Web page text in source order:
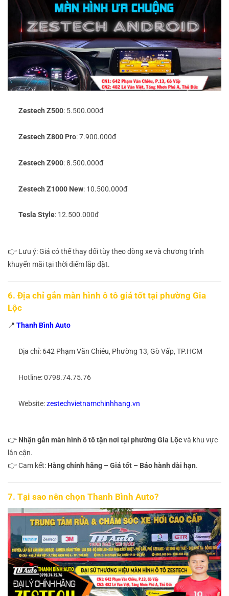
Zestech Z500: 5.500.000đ
Zestech Z800 Pro: 7.900.000đ
Zestech Z900: 8.500.000đ
Zestech Z1000 New: 10.500.000đ
Tesla Style: 12.500.000đ
👉 Lưu ý: Giá có thể thay đổi tùy theo dòng xe và chương trình
khuyến mãi tại thời điểm lắp đặt.
6. Địa chỉ gắn màn hình ô tô giá tốt tại phường Gia
Lộc
📍 Thanh Bình Auto
Địa chỉ: 642 Phạm Văn Chiêu, Phường 13, Gò Vấp, TP.HCM
Hotline: 0798.74.75.76
Website:zestechvietnamchinhhang.vn
👉 Nhận gắn màn hình ô tô tận nơi tại phường Gia Lộcvà khu vực
lân cận.
👉 Cam kết: Hàng chính hãng – Giá tốt – Bảo hành dài hạn.
7. Tại sao nên chọn Thanh Bình Auto?